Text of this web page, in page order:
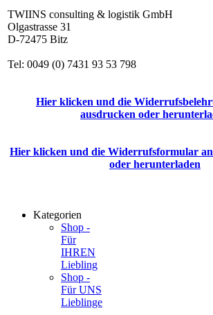
TWIINS consulting & logistik GmbH
Olgastrasse 31
D-72475 Bitz
Tel: 0049 (0) 7431 93 53 798
Hier klicken und die
ausdrucken oder
Hier klicken und die Widerrufsformular
oder herunterladen
Kategorien
Shop -
Für
IHREN
Liebling
Shop -
Für UNS
Lieblinge